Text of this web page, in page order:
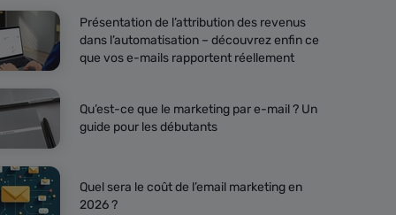
Présentation de l’attribution des revenus
dans l’automatisation – découvrez enfin ce
que vos e-mails rapportent réellement
Qu’est-ce que le marketing par e-mail ? Un
guide pour les débutants
Quel sera le coût de l’email marketing en
2026 ?